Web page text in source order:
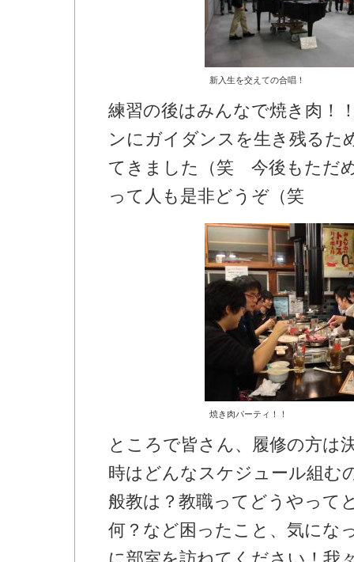
新入生を交えての合唱！
練習の後はみんなで焼き肉！
ンにガイダンスを生き残るた
てきました（笑 今後もただ
って人も是非どうぞ（笑
焼き肉パーティ！！
ところで皆さん、履修の方は
時はどんなスケジュール組む
般教は？教職ってどうやって
何？など困ったこと、気にな